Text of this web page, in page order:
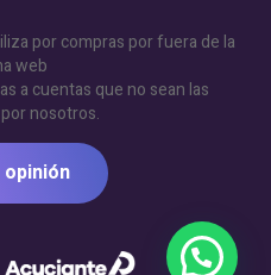
por compras por fuera de la
web
a cuentas que no sean las
nosotros.
opinión